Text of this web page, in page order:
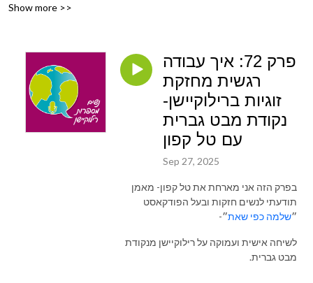
הפודקאסט נוצר כדי שכל אישה שנמצאת ברילוקיישן או מתכננת אחד שכזה תדע
סיפורים של נשים מעניינות ברילוקיישן,  הפודקאסט ”נשים מספרות רילוקיישן” הוא
בדיוק בשבילכם!
Show more >>
פרק 72: איך עבודה
רגשית מחזקת
זוגיות ברילוקיישן-
נקודת מבט גברית
עם טל קפון
Sep 27, 2025
בפרק הזה אני מארחת את טל קפון- מאמן
תודעתי לנשים חזקות ובעל הפודקאסט
״שלמה כפי שאת״-
לשיחה אישית ועמוקה על רילוקיישן מנקודת
מבט גברית.